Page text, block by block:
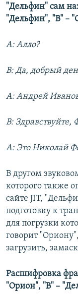
"Дельфин" сам
"Дельфин", "B" –
А: Алло?
B: Да, добрый
A: Андрей
B: Здравствуйте,
А: Это Николай
В другом
которого также
сайте JIT,
подготовку к
для погрузки
говорит
загрузить,
Расшифровка
"Орион", "B" –